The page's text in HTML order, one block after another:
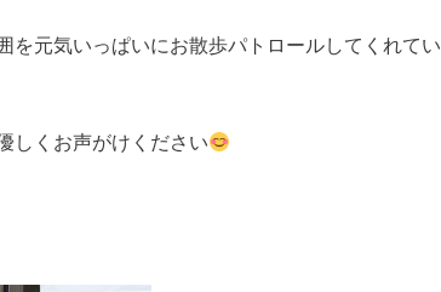
を元気いっぱいにお散歩パトロールしてくれてい
しくお声がけください